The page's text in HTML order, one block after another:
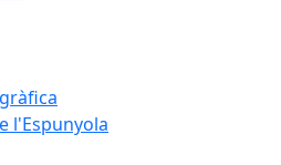
l'Espunyola